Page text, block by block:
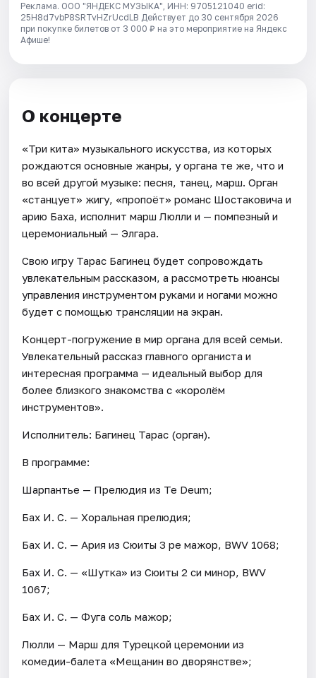
Реклама. ООО "ЯНДЕКС МУЗЫКА", ИНН: 9705121040 erid:
25H8d7vbP8SRTvHZrUcdLB Действует до 30 сентября 2026
при покупке билетов от 3 000 ₽ на это мероприятие на Яндекс
Афише!
О концерте
«Три кита» музыкального искусства, из которых
рождаются основные жанры, у органа те же, что и
во всей другой музыке: песня, танец, марш. Орган
«станцует» жигу, «пропоёт» романс Шостаковича и
арию Баха, исполнит марш Люлли и — помпезный и
церемониальный — Элгара.
Свою игру Тарас Багинец будет сопровождать
увлекательным рассказом, а рассмотреть нюансы
управления инструментом руками и ногами можно
будет с помощью трансляции на экран.
Концерт-погружение в мир органа для всей семьи.
Увлекательный рассказ главного органиста и
интересная программа — идеальный выбор для
более близкого знакомства с «королём
инструментов».
Исполнитель: Багинец Тарас (орган).
В программе:
Шарпантье — Прелюдия из Te Deum;
Бах И. С. — Хоральная прелюдия;
Бах И. С. — Ария из Сюиты 3 ре мажор, BWV 1068;
Бах И. С. — «Шутка» из Сюиты 2 си минор, BWV
1067;
Бах И. С. — Фуга соль мажор;
Люлли — Марш для Турецкой церемонии из
комедии-балета «Мещанин во дворянстве»;